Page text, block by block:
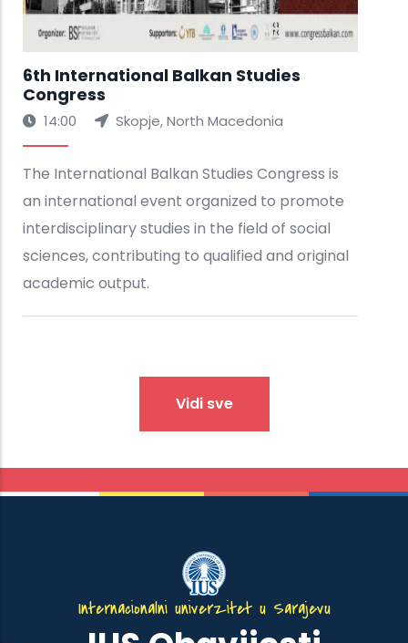
Vidi sve
Internacionalni univerzitet u Sarajevu